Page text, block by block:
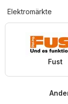
Elektromärkte
Fust